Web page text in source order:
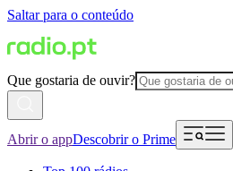
Saltar para o conteúdo
Que gostaria de ouvir?
Abrir o appDescobrir o Prime